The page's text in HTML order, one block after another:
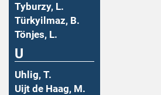
Tyburzy, L.
Türkyilmaz, B.
Tönjes, L.
U
Uhlig, T.
Uijt de Haag, M.